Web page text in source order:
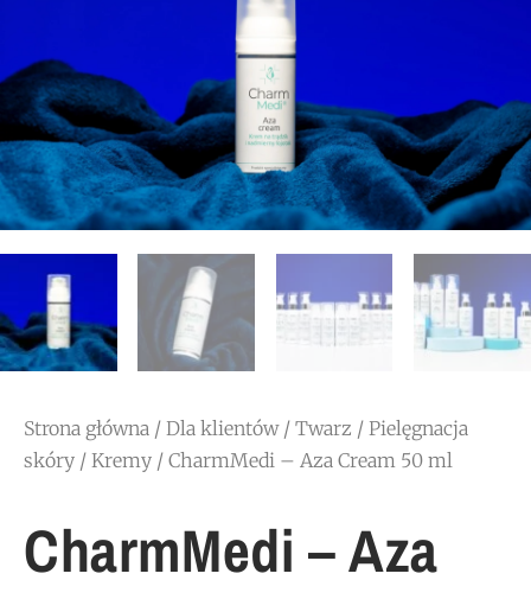
Strona główna / Dla klientów/ Twarz / Pielęgnacja
skóry / Kremy / CharmMedi – Aza Cream 50 ml
CharmMedi – Aza